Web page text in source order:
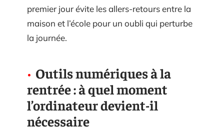
premier jour évite les allers-retours entre la
maison et l’école pour un oubli qui perturbe
la journée.
Outils numériques à la
rentrée : à quel moment
l’ordinateur devient-il
nécessaire